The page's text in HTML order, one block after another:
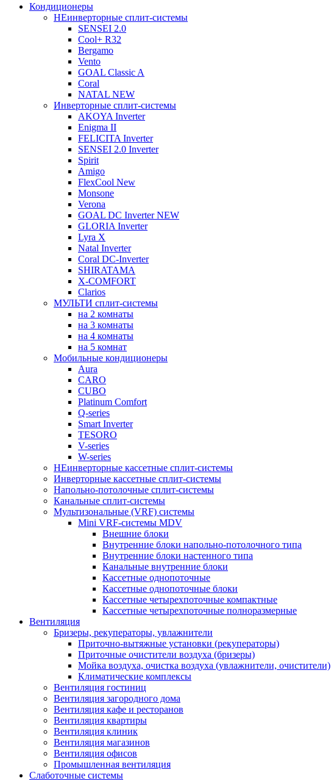
Кондиционеры
НЕинверторные сплит-системы
SENSEI 2.0
Cool+ R32
Bergamo
Vento
GOAL Classic A
Coral
NATAL NEW
Инверторные сплит-системы
AKOYA Inverter
Enigma II
FELICITA Inverter
SENSEI 2.0 Inverter
Spirit
Amigo
FlexCool New
Monsone
Verona
GOAL DC Inverter NEW
GLORIA Inverter
Lyra X
Natal Inverter
Coral DC-Inverter
SHIRATAMA
X-COMFORT
Clarios
МУЛЬТИ сплит-системы
на 2 комнаты
на 3 комнаты
на 4 комнаты
на 5 комнат
Мобильные кондиционеры
Aura
CARO
CUBO
Platinum Comfort
Q-series
Smart Inverter
TESORO
V-series
W-series
НЕинверторные кассетные сплит-системы
Инверторные кассетные сплит-системы
Напольно-потолочные сплит-системы
Канальные сплит-системы
Мультизональные (VRF) системы
Mini VRF-системы MDV
Внешние блоки
Внутренние блоки напольно-потолочного типа
Внутренние блоки настенного типа
Канальные внутренние блоки
Кассетные однопоточные
Кассетные однопоточные блоки
Кассетные четырехпоточные компактные
Кассетные четырехпоточные полноразмерные
Вентиляция
Бризеры, рекуператоры, увлажнители
Приточно-вытяжные установки (рекуператоры)
Приточные очистители воздуха (бризеры)
Мойка воздуха, очистка воздуха (увлажнители, очистители)
Климатические комплексы
Вентиляция гостиниц
Вентиляция загородного дома
Вентиляция кафе и ресторанов
Вентиляция квартиры
Вентиляция клиник
Вентиляция магазинов
Вентиляция офисов
Промышленная вентиляция
Слаботочные системы